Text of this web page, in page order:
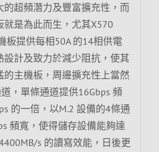
的超頻潛力及豐富擴充性，而
是為此而生，尤其X570
板提供每相50A 的14相供電
設計及致力於減少阻抗，使其
的主機板，周邊擴充性上當然
，單條通道提供16Gbps 頻
的一倍，以M.2 設備的4條通
頻寬，使得儲存設備能夠達
s 的讀寫效能，日後更